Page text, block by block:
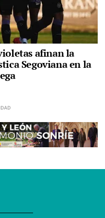
afinan la
Segoviana en la